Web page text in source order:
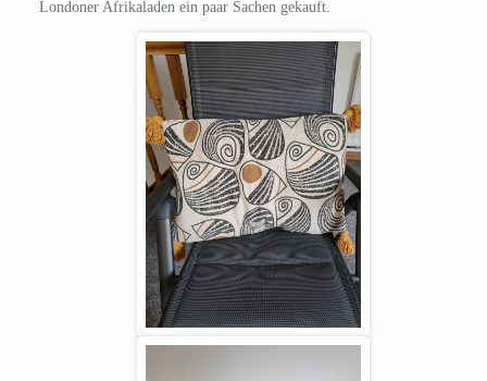
Londoner Afrikaladen ein paar Sachen gekauft.